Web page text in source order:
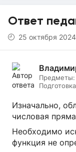
Ответ
25 октября 2024
Предметы:
Изначально,
числовая
Необходимо
функция не